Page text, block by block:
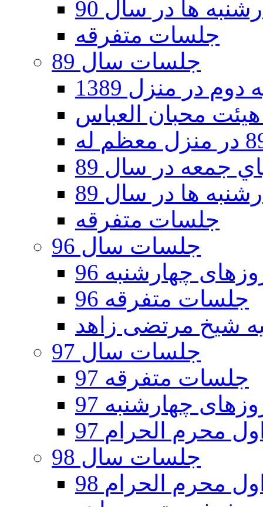
ها در سال 90
جلسات متفرقه
جلسات سال 89
در منزل 1389
جمعه در سال 89
ها در سال 89
جلسات متفرقه
جلسات سال 96
چهارشنبه 96
جلسات متفرقه 96
جلسات سال 97
جلسات متفرقه 97
چهارشنبه 97
محرم الحرام 97
جلسات سال 98
محرم الحرام 98